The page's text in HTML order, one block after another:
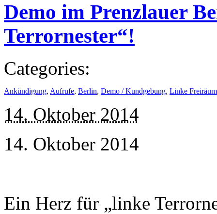
Demo im Prenzlauer
Terrornester“!
Categories:
Ankündigung, Aufrufe, Berlin, Demo / Kundgebung, Linke
14. Oktober 2014
14. Oktober 2014
Ein Herz für „linke